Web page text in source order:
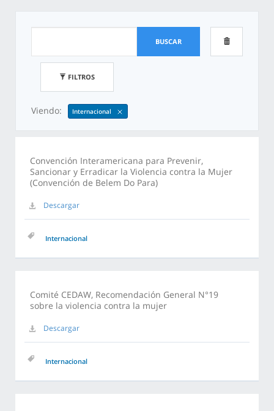
BUSCAR
FILTROS
Viendo: Internacional
Convención Interamericana para Prevenir,
Sancionar y Erradicar la Violencia contra la Mujer
(Convención de Belem Do Para)
Descargar
Internacional
Comité CEDAW, Recomendación General N°19
sobre la violencia contra la mujer
Descargar
Internacional